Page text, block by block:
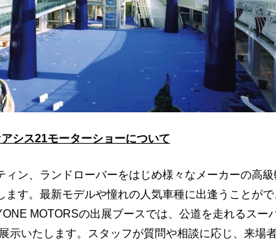
シス21モーターショーについて
ィン、ランドローバーをはじめ様々なメーカーの高級
ます。最新モデルや憧れの人気車種に出逢うことが
MOTORSの出展ブースでは、公道を走れるスー
示いたします。スタッフが質問や相談に応じ、来場